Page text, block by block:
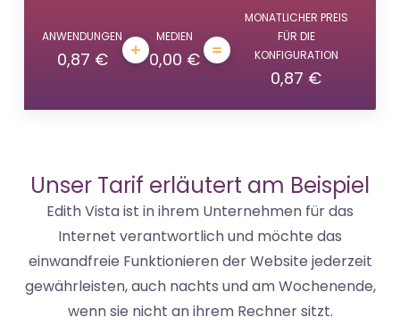
ANWENDUNGEN
0,87 €
MEDIEN
0,00 €
MONATLICHER PREIS
FÜR DIE
KONFIGURATION
0,87 €
Unser Tarif erläutert am Beispiel
Edith Vista ist in ihrem Unternehmen für das
Internet verantwortlich und möchte das
einwandfreie Funktionieren der Website jederzeit
gewährleisten, auch nachts und am Wochenende,
wenn sie nicht an ihrem Rechner sitzt.